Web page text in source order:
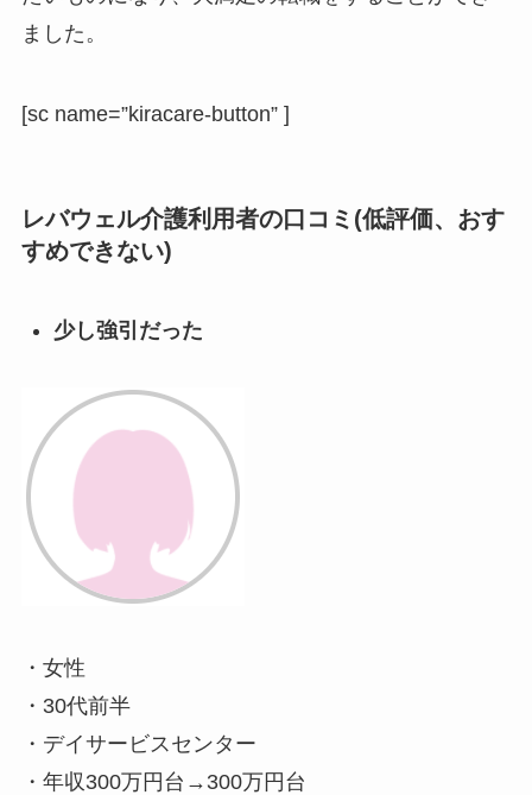
ました。
[sc name=”kiracare-button” ]
レバウェル介護利用者の口コミ(低評価、おす
すめできない)
少し強引だった
・女性
・30代前半
・デイサービスセンター
・年収300万円台→300万円台